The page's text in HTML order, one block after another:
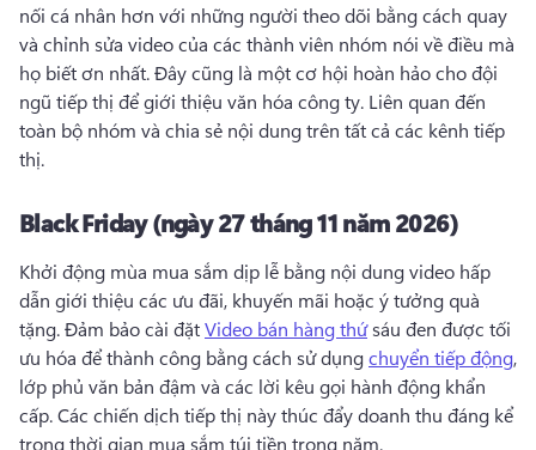
nối cá nhân hơn với những người theo dõi bằng cách quay
và chỉnh sửa video của các thành viên nhóm nói về điều mà
họ biết ơn nhất. Đây cũng là một cơ hội hoàn hảo cho đội
ngũ tiếp thị để giới thiệu văn hóa công ty. Liên quan đến
toàn bộ nhóm và chia sẻ nội dung trên tất cả các kênh tiếp
thị.
Black Friday (ngày 27 tháng 11 năm 2026)
Khởi động mùa mua sắm dịp lễ bằng nội dung video hấp
dẫn giới thiệu các ưu đãi, khuyến mãi hoặc ý tưởng quà
tặng. Đảm bảo cài đặt Video bán hàng thứ sáu đen được tối
ưu hóa để thành công bằng cách sử dụng chuyển tiếp động,
lớp phủ văn bản đậm và các lời kêu gọi hành động khẩn
cấp. Các chiến dịch tiếp thị này thúc đẩy doanh thu đáng kể
trong thời gian mua sắm túi tiền trong năm.